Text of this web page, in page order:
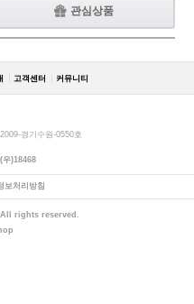
관심상품
고객센터 커뮤니티
경기수원-0550호
우)18468
보처리방침
rights reserved.